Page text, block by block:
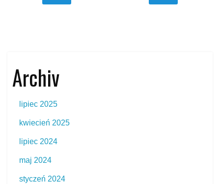
Archiv
lipiec 2025
kwiecień 2025
lipiec 2024
maj 2024
styczeń 2024